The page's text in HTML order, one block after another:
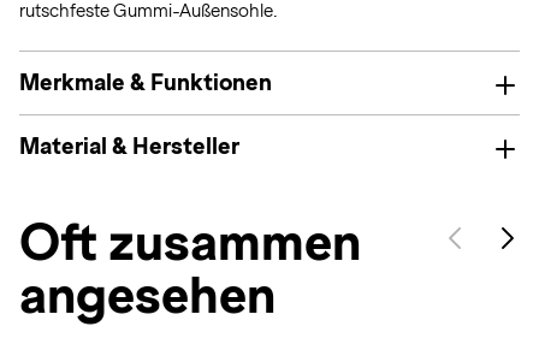
rutschfeste Gummi-Außensohle.
Merkmale & Funktionen
Material & Hersteller
Oft zusammen
angesehen